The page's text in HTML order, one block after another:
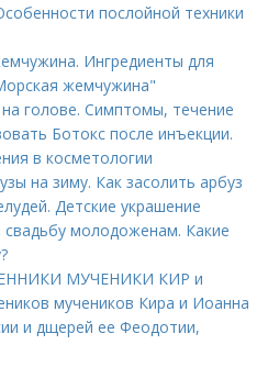
послойной техники
Ингредиенты для
жемчужина"
голове. Cимптомы, течение
Ботокс после инъекции.
в косметологии
на зиму. Как засолить арбуз
Детские украшение
свадьбу молодоженам. Какие
МУЧЕНИКИ КИР и
мучеников Кира и Иоанна
и дщерей ее Феодотии,